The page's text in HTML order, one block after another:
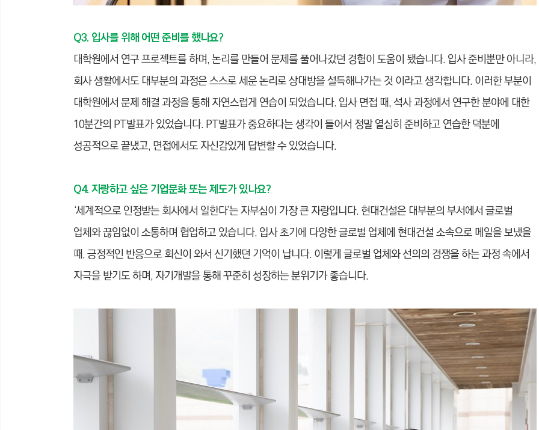
Q3. 입사를 위해 어떤 준비를 했나요?
대학원에서 연구 프로젝트를 하며, 논리를 만들어 문제를 풀어나갔던 경험이 도움이 됐습니다. 입사 준비뿐만 아니라,
회사 생활에서도 대부분의 과정은 스스로 세운 논리로 상대방을 설득해나가는 것 이라고 생각합니다. 이러한 부분이
대학원에서 문제 해결 과정을 통해 자연스럽게 연습이 되었습니다. 입사 면접 때, 석사 과정에서 연구한 분야에 대한
10분간의 PT발표가 있었습니다. PT발표가 중요하다는 생각이 들어서 정말 열심히 준비하고 연습한 덕분에
성공적으로 끝냈고, 면접에서도 자신감있게 답변할 수 있었습니다.
Q4. 자랑하고 싶은 기업문화 또는 제도가 있나요?
‘세계적으로 인정받는 회사에서 일한다’는 자부심이 가장 큰 자랑입니다. 현대건설은 대부분의 부서에서 글로벌
업체와 끊임없이 소통하며 협업하고 있습니다. 입사 초기에 다양한 글로벌 업체에 현대건설 소속으로 메일을 보냈을
때, 긍정적인 반응으로 회신이 와서 신기했던 기억이 납니다. 이렇게 글로벌 업체와 선의의 경쟁을 하는 과정 속에서
자극을 받기도 하며, 자기개발을 통해 꾸준히 성장하는 분위기가 좋습니다.